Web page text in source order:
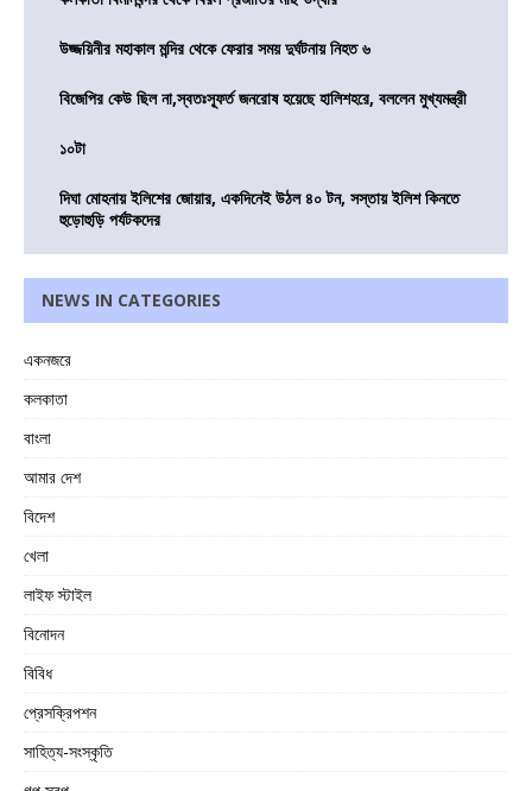
উজ্জয়িনীর মহাকাল মন্দির থেকে ফেরার সময় দুর্ঘটনায় নিহত ৬
বিজেপির কেউ ছিল না,স্বতঃস্ফূর্ত জনরোষ হয়েছে হালিশহরে, বললেন মুখ্যমন্ত্রী
১০টা
দিঘা মোহনায় ইলিশের জোয়ার, একদিনেই উঠল ৪০ টন, সস্তায় ইলিশ কিনতে
হুড়োহুড়ি পর্যটকদের
NEWS IN CATEGORIES
একনজরে
কলকাতা
বাংলা
আমার দেশ
বিদেশ
খেলা
লাইফ স্টাইল
বিনোদন
বিবিধ
প্রেসক্রিপশন
সাহিত্য-সংস্কৃতি